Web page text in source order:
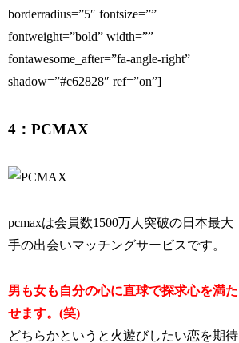
borderradius=”5″ fontsize=””
fontweight=”bold” width=””
fontawesome_after=”fa-angle-right”
shadow=”#c62828″ ref=”on”]
4：PCMAX
pcmaxは会員数1500万人突破の日本最大
手の出会いマッチングサービスです。
男も女も自分の心に直球で探求心を満た
せます。(笑)
どちらかというと火遊びしたい恋を期待